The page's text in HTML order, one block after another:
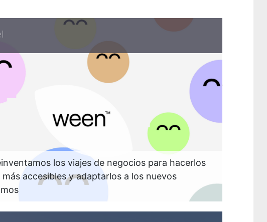
los viajes de negocios para hacerlos
más accesibles y adaptarlos a los nuevos